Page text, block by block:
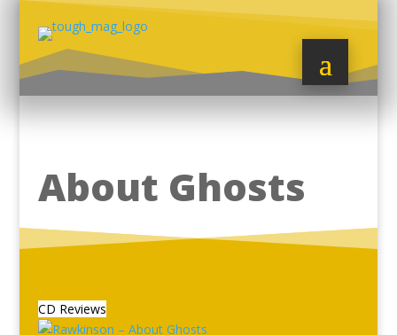
About Ghosts
CD Reviews